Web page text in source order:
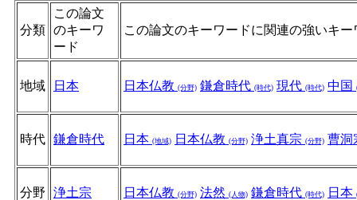
分類
この論文
のキーワ
ード
この論文のキーワードに関連の強いキー
地域 日本 日本仏教 (分野) 鎌倉時代 (時代) 現代 (時代) 中国
時代 鎌倉時代 日本 (地域) 日本仏教 (分野) 浄土真宗 (分野) 曹
分野 浄土宗 日本仏教 (分野) 法然 (人物) 鎌倉時代 (時代) 日本